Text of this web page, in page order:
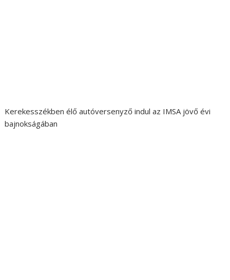
Kerekesszékben élő autóversenyző indul az IMSA jövő évi
bajnokságában